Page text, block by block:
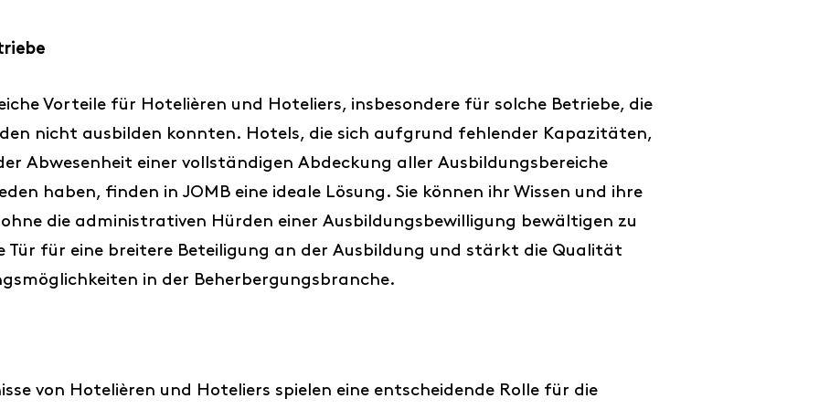
Vorteile für Hotelièren und Hoteliers, insbesondere für solche Betriebe, die
nicht ausbilden konnten. Hotels, die sich aufgrund fehlender Kapazitäten,
Abwesenheit einer vollständigen Abdeckung aller Ausbildungsbereiche
haben, finden in JOMB eine ideale Lösung. Sie können ihr Wissen und ihre
die administrativen Hürden einer Ausbildungsbewilligung bewältigen zu
Tür für eine breitere Beteiligung an der Ausbildung und stärkt die Qualität
in der Beherbergungsbranche.
von Hotelièren und Hoteliers spielen eine entscheidende Rolle für die